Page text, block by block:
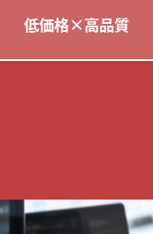
低価格×高品質